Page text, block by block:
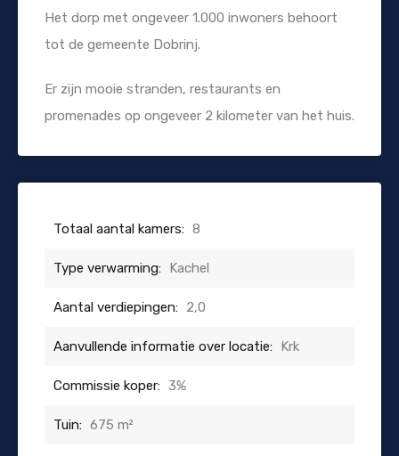
Het dorp met ongeveer 1.000 inwoners behoort
tot de gemeente Dobrinj.
Er zijn mooie stranden, restaurants en
promenades op ongeveer 2 kilometer van het huis.
Totaal aantal kamers: 8
Type verwarming: Kachel
Aantal verdiepingen: 2,0
Aanvullende informatie over locatie: Krk
Commissie koper: 3%
Tuin: 675 m²